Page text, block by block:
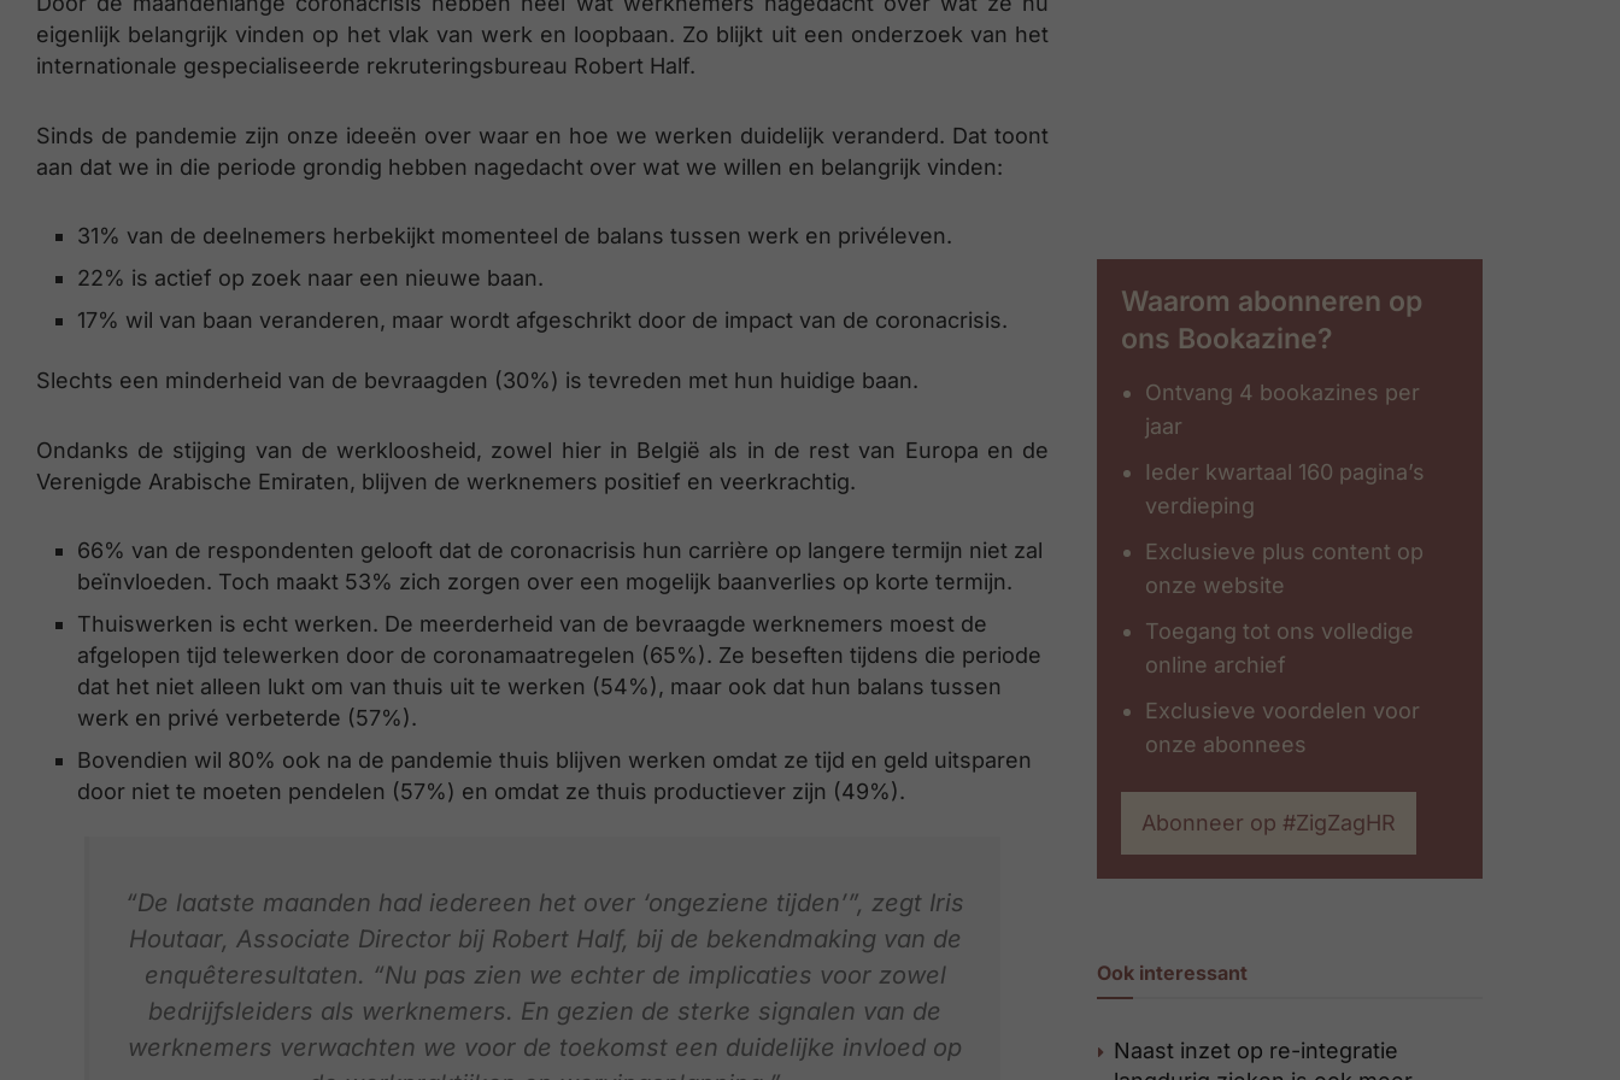
eigenlijk belangrijk vinden op het vlak van werk en loopbaan. Zo blijkt uit een onderzoek van het
internationale gespecialiseerde rekruteringsbureau Robert Half.
Sinds de pandemie zijn onze ideeën over waar en hoe we werken duidelijk veranderd. Dat toont
aan dat we in die periode grondig hebben nagedacht over wat we willen en belangrijk vinden:
31% van de deelnemers herbekijkt momenteel de balans tussen werk en privéleven.
22% is actief op zoek naar een nieuwe baan.
17% wil van baan veranderen, maar wordt afgeschrikt door de impact van de coronacrisis.
Slechts een minderheid van de bevraagden (30%) is tevreden met hun huidige baan.
Ondanks de stijging van de werkloosheid, zowel hier in België als in de rest van Europa en de
Verenigde Arabische Emiraten, blijven de werknemers positief en veerkrachtig.
66% van de respondenten gelooft dat de coronacrisis hun carrière op langere termijn niet zal
beïnvloeden. Toch maakt 53% zich zorgen over een mogelijk baanverlies op korte termijn.
Thuiswerken is echt werken. De meerderheid van de bevraagde werknemers moest de
afgelopen tijd telewerken door de coronamaatregelen (65%). Ze beseften tijdens die periode
dat het niet alleen lukt om van thuis uit te werken (54%), maar ook dat hun balans tussen
werk en privé verbeterde (57%).
Bovendien wil 80% ook na de pandemie thuis blijven werken omdat ze tijd en geld uitsparen
door niet te moeten pendelen (57%) en omdat ze thuis productiever zijn (49%).
“De laatste maanden had iedereen het over ‘ongeziene tijden’”, zegt Iris
Houtaar, Associate Director bij Robert Half, bij de bekendmaking van de
enquêteresultaten. “Nu pas zien we echter de implicaties voor zowel
bedrijfsleiders als werknemers. En gezien de sterke signalen van de
werknemers verwachten we voor de toekomst een duidelijke invloed op
Waarom abonneren op
ons Bookazine?
Ontvang 4 bookazines per
jaar
Ieder kwartaal 160 pagina’s
verdieping
Exclusieve plus content op
onze website
Toegang tot ons volledige
online archief
Exclusieve voordelen voor
onze abonnees
Abonneer op #ZigZagHR
Ook interessant
Naast inzet op re-integratie